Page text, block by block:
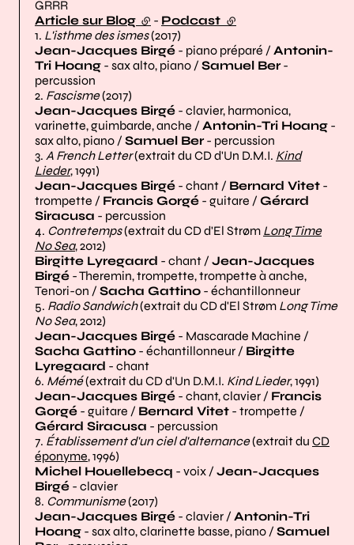
GRRR
Article sur Blog (lien externe)
- Podcast (lien externe)
1. L'isthme des ismes(2017)
Jean-Jacques Birgé - piano préparé / Antonin-
Tri Hoang - sax alto, piano / Samuel Ber-
percussion
2. Fascisme(2017)
Jean-Jacques Birgé - clavier, harmonica,
varinette, guimbarde, anche / Antonin-Tri Hoang -
sax alto, piano / Samuel Ber- percussion
3. A French Letter(extrait du CD d'Un D.M.I. Kind
Lieder, 1991)
Jean-Jacques Birgé - chant / Bernard Vitet -
trompette / Francis Gorgé - guitare / Gérard
Siracusa - percussion
4. Contretemps(extrait du CD d'El Strøm Long Time
No Sea, 2012)
Birgitte Lyregaard - chant / Jean-Jacques
Birgé - Theremin, trompette, trompette à anche,
Tenori-on / Sacha Gattino - échantillonneur
5. Radio Sandwich(extrait du CD d'El Strøm Long Time
No Sea, 2012)
Jean-Jacques Birgé - Mascarade Machine /
Sacha Gattino - échantillonneur / Birgitte
Lyregaard - chant
6. Mémé(extrait du CD d'Un D.M.I. Kind Lieder, 1991)
Jean-Jacques Birgé - chant, clavier / Francis
Gorgé - guitare / Bernard Vitet - trompette /
Gérard Siracusa - percussion
7. Établissement d'un ciel d'alternance(extrait du CD
éponyme, 1996)
Michel Houellebecq - voix / Jean-Jacques
Birgé - clavier
8. Communisme(2017)
Jean-Jacques Birgé - clavier / Antonin-Tri
Hoang - sax alto, clarinette basse, piano / Samuel